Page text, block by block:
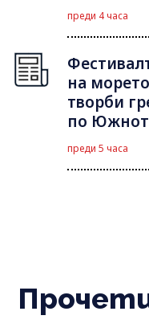
преди 4 часа
на
творби
по
преди 5 часа